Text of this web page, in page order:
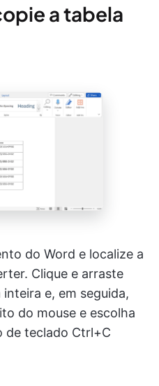
a tabela
do Word e localize a
Clique e arraste
e, em seguida,
do mouse e escolha
de teclado Ctrl+C